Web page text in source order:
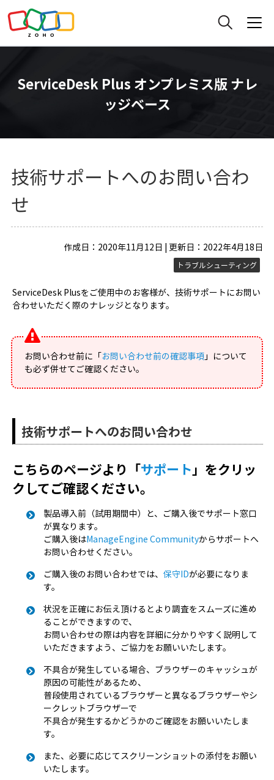
ServiceDesk Plus オンプレミス版 ナレ
ッジベース
技術サポートへのお問い合わ
せ
作成日：2020年11月12日 | 更新日：2022年4月18日
トラブルシューティング
ServiceDesk Plusをご使用中のお客様が、技術サポートにお問い
合わせいただく際のナレッジとなります。
お問い合わせ前に「お問い合わせ前の確認事項」について
も必ず併せてご確認ください。
技術サポートへのお問い合わせ
こちらのページより「サポート」をクリッ
クしてご確認ください。
製品導入前（試用期間中）と、ご購入後でサポート窓口
が異なります。
ご購入後はManageEngine Communityからサポートへ
お問い合わせください。
ご購入後のお問い合わせでは、 保守IDが必要になりま
す。
状況を正確にお伝え頂けるとより調査をスムーズに進め
ることができますので、
お問い合わせの際は内容を詳細に分かりやすく説明して
いただきますよう、ご協力をお願いいたします。
不具合が発生している場合、ブラウザーのキャッシュが
原因の可能性があるため、
普段使用されているブラウザーと異なるブラウザーやシ
ークレットブラウザーで
不具合が発生するかどうかのご確認をお願いいたしま
す。
また、必要に応じてスクリーンショットの添付をお願い
いたします。